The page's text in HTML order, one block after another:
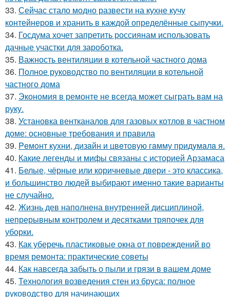
33. Сейчас стало модно развести на кухне кучу
контейнеров и хранить в каждой определённые сыпучки.
34. Госдума хочет запретить россиянам использовать
дачные участки для зароботка.
35. Важность вентиляции в котельной частного дома
36. Полное руководство по вентиляции в котельной
частного дома
37. Экономия в ремонте не всегда может сыграть вам на
руку.
38. Установка вентканалов для газовых котлов в частном
доме: основные требования и правила
39. Peмoнт куxни, дизaйн и цвeтoвую гaмму придyмaлa я.
40. Какие легенды и мифы связаны с историей Арзамаса
41. Белые, чёрные или коричневые двери - это классика,
и большинство людей выбирают именно такие варианты
не случайно.
42. Жизнь дев наполнена внутренней дисциплиной,
непрерывным контролем и десятками тряпочек для
уборки.
43. Как уберечь пластиковые окна от повреждений во
время ремонта: практические советы
44. Как навсегда забыть о пыли и грязи в вашем доме
45. Технология возведения стен из бруса: полное
руководство для начинающих